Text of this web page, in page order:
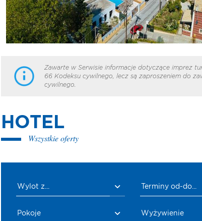
Zawarte w Serwisie informacje dotyczące imprez
66 Kodeksu cywilnego, lecz są zaproszeniem do
cywilnego.
HOTEL
Wszystkie oferty
Wylot z... Terminy od-do...
Pokoje Wyżywienie